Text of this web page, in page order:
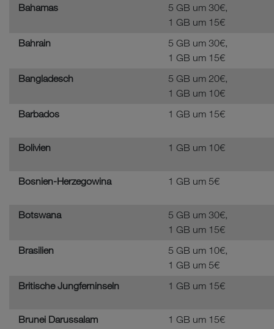
Bahamas
5 GB um 30€,
1 GB um 15€
Bahrain
5 GB um 30€,
1 GB um 15€
Bangladesch
5 GB um 20€,
1 GB um 10€
Barbados
1 GB um 15€
Bolivien 1 GB um 10€
Bosnien-Herzegowina 1 GB um 5€
Botswana
5 GB um 30€,
1 GB um 15€
Brasilien
5 GB um 10€,
1 GB um 5€
Britische Jungferninseln
1 GB um 15€
Brunei Darussalam 1 GB um 15€